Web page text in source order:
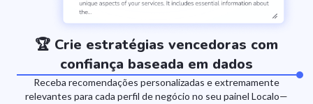
🏆 Crie estratégias vencedoras com
confiança baseada em dados
Receba recomendações personalizadas e extremamente
relevantes para cada perfil de negócio no seu painel Localo—